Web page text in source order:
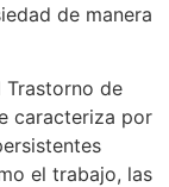
de manera
Trastorno de
caracteriza por
el trabajo, las